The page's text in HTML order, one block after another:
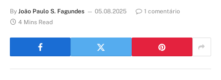
By João Paulo S. Fagundes 05.08.2025
1 comentário
4 Mins Read